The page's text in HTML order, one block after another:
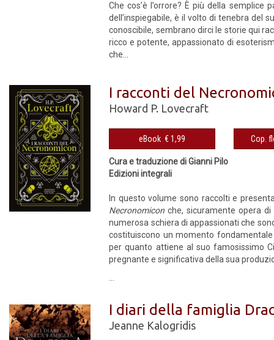
Che cos’è l’orrore? È più della
dell’inspiegabile, è il volto di tenebra del
conoscibile, sembrano dirci le storie qui
ricco e potente, appassionato di
che...
I racconti del
Howard P. Lovecraft
eBook € 1,99
Cura e traduzione di Gianni Pilo
Edizioni integrali
In questo volume sono raccolti e
Necronomiconche, sicuramente opera
numerosa schiera di appassionati che
costituiscono un momento
per quanto attiene al suo famosissimo
pregnante e significativa della sua
I diari della famiglia
Jeanne Kalogridis